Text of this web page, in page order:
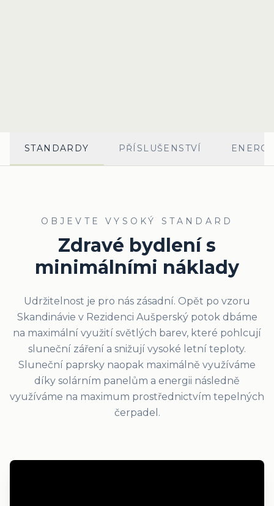
STANDARDY PŘÍSLUŠENSTVÍ
OBJEVTE VYSOKÝ STANDARD
Zdravé bydlení s
minimálními náklady
Udržitelnost je pro nás zásadní. Opět po vzoru
Skandinávie v Rezidenci Aušperský potok dbáme
na maximální využití světlých barev, které pohlcují
sluneční záření a snižují vysoké letní teploty.
Sluneční paprsky naopak maximálně využíváme
díky solárním panelům a energii následně
využíváme na maximum prostřednictvím tepelných
čerpadel.